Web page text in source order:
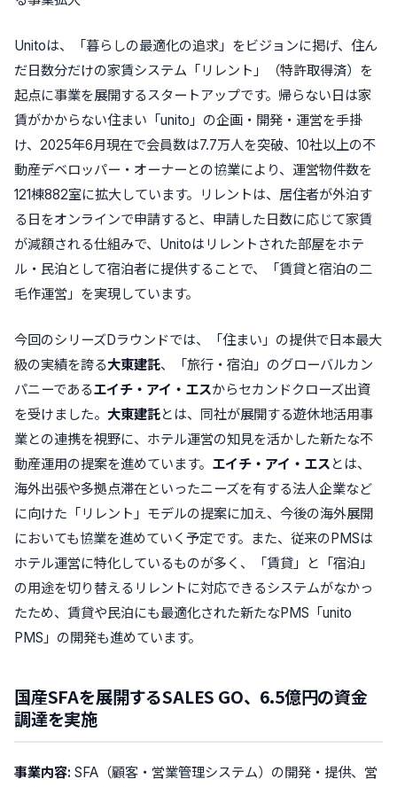
Unitoは、「暮らしの最適化の追求」をビジョンに掲げ、住ん
だ日数分だけの家賃システム 「リレント」
（特許取得済）を
起点に事業を展開するスタートアップです。帰らない日は家
賃がかからない住まい 「unito」 の企画・開発・運営を手掛
け、2025年6月現在で会員数は7.7万人を突破、10社以上の不
動産デベロッパー・オーナーとの協業により、運営物件数を
121棟882室に拡大しています。リレントは、 居住者が外泊す
る日をオンラインで申請すると、申請した日数に応じて家賃
が減額される仕組みで、Unitoはリレントされた部屋をホテ
ル・民泊として宿泊者に提供することで、
「賃貸と宿泊の二
毛作運営」 を実現しています。
今回のシリーズDラウンドでは、「住まい」の提供で日本最大
級の実績を誇る大東建託、「旅行・宿泊」のグローバルカン
パニーであるエイチ・アイ・エスからセカンドクローズ出資
を受けました。 大東建託とは、同社が展開する遊休地活用事
業との連携を視野に、ホテル運営の知見を活かした新たな不
動産運用の提案を進めています。 エイチ・アイ・エス とは、
海外出張や多拠点滞在といったニーズを有する法人企業など
に向けた「リレント」モデルの提案に加え、今後の海外展開
においても協業を進めていく予定です。また、従来のPMSは
ホテル運営に特化しているものが多く、「賃貸」と「宿泊」
の用途を切り替えるリレントに対応できるシステムがなかっ
たため、 賃貸や民泊にも最適化された新たなPMS 「unito
PMS」 の開発も進めています。
国産SFAを展開するSALES GO、6.5億円の資金
調達を実施
事業内容: SFA（顧客・営業管理システム）の開発・提供、営